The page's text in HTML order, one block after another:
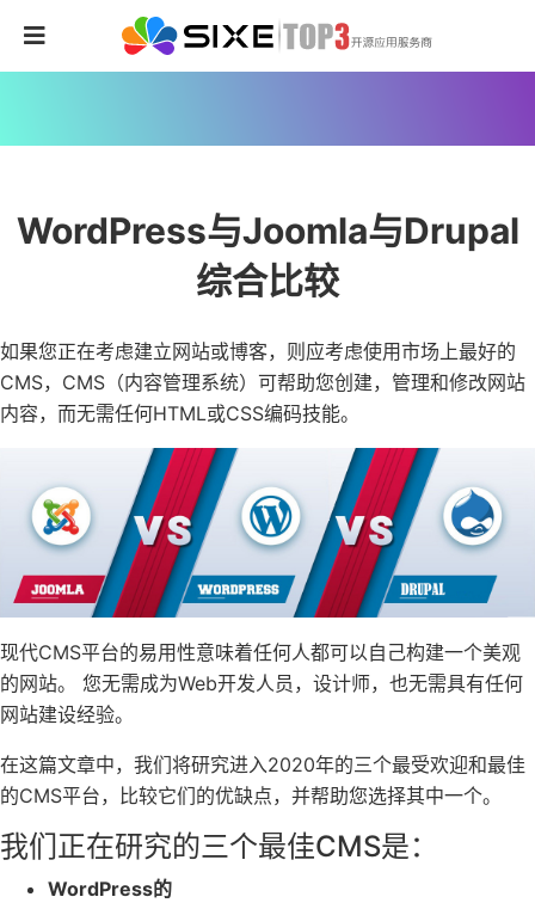
WordPress与Joomla与Drupal
综合比较
如果您正在考虑建立网站或博客，则应考虑使用市场上最好的
CMS，CMS（内容管理系统）可帮助您创建，管理和修改网站
内容，而无需任何HTML或CSS编码技能。
现代CMS平台的易用性意味着任何人都可以自己构建一个美观
的网站。 您无需成为Web开发人员，设计师，也无需具有任何
网站建设经验。
在这篇文章中，我们将研究进入2020年的三个最受欢迎和最佳
的CMS平台，比较它们的优缺点，并帮助您选择其中一个。
我们正在研究的三个最佳CMS是：
WordPress的